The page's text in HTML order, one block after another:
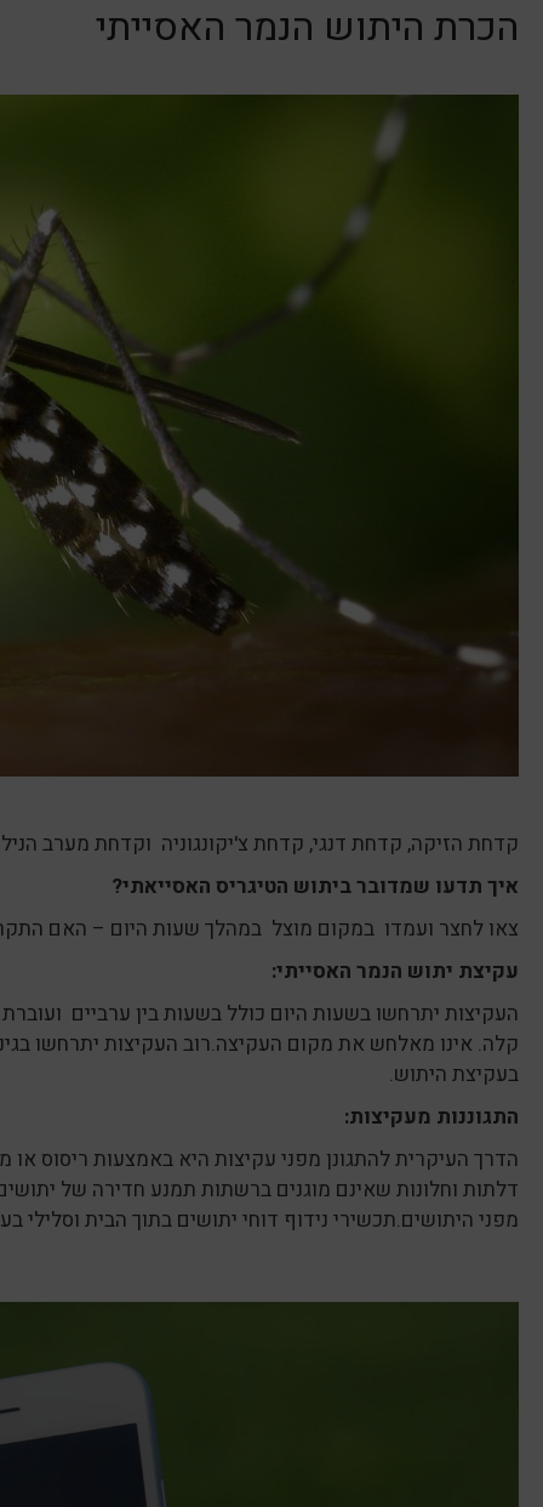
הכרת היתוש הנמר האסייתי
קדחת הזיקה, קדחת דנגי, קדחת צ'יקונגוניה וקדחת מערב
איך תדעו שמדובר ביתוש הטיגריס האסייאתי?
צאו לחצר ועמדו במקום מוצל במהלך שעות היום – האם
עקיצת יתוש הנמר האסייתי:
העקיצות יתרחשו בשעות היום כולל בשעות בין ערביים
קלה. אינו מאלחש את מקום העקיצה.רוב העקיצות יתרחשו
בעקיצת היתוש.
התגוננות מעקיצות:
הדרך העיקרית להתגונן מפני עקיצות היא באמצעות ריסוס
דלתות וחלונות שאינם מוגנים ברשתות תמנע חדירה של
מפני היתושים.תכשירי נידוף דוחי יתושים בתוך הבית